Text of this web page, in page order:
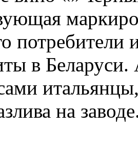
потребители
в Беларуси.
на